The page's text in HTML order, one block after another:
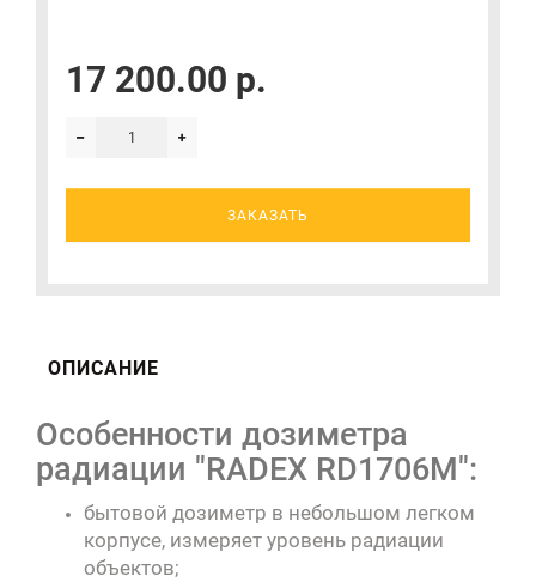
17 200.00 р.
ЗАКАЗАТЬ
ОПИСАНИЕ
Особенности дозиметра
радиации "RADEX RD1706M":
бытовой дозиметр в небольшом легком
корпусе, измеряет уровень радиации
объектов;